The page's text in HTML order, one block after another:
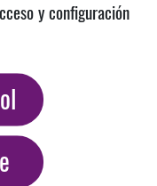
y configuración